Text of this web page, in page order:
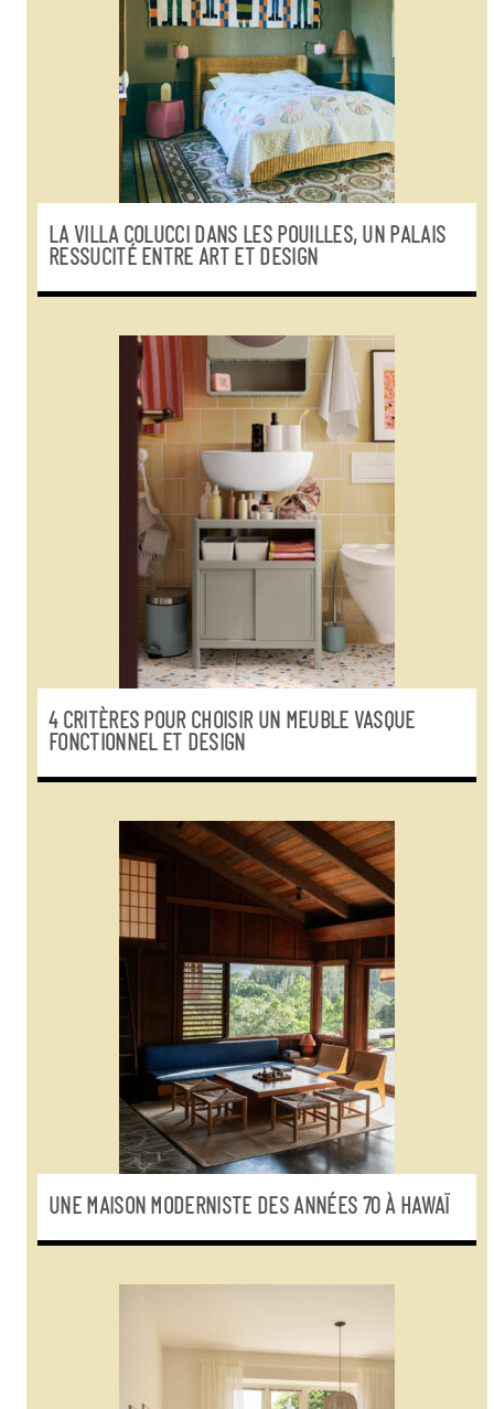
LA VILLA COLUCCI DANS LES POUILLES, UN PALAIS
RESSUCITÉ ENTRE ART ET DESIGN
4 CRITÈRES POUR CHOISIR UN MEUBLE VASQUE
FONCTIONNEL ET DESIGN
UNE MAISON MODERNISTE DES ANNÉES 70 À HAWAÏ